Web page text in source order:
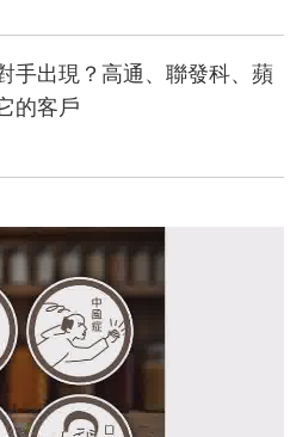
手出現？高通、聯發科、蘋
的客戶